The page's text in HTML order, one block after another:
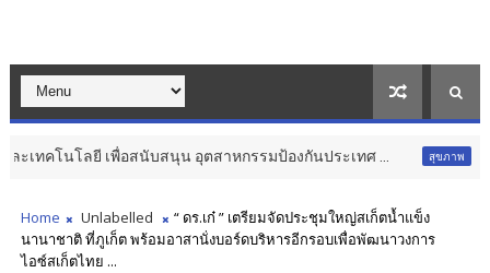
อสนับสนุน อุตสาหกรรมป้องกันประเทศ ... สุขภาพ Thailand LAB
Home Unlabelled
“ ดร.เก๋ ” เตรียมจัดประชุมใหญ่สเก็ตน้ำแข็ง
นานาชาติ ที่ภูเก็ต พร้อมอาสานั่งบอร์ดบริหารอีกรอบเพื่อพัฒนาวงการ
ไอซ์สเก็ตไทย ...